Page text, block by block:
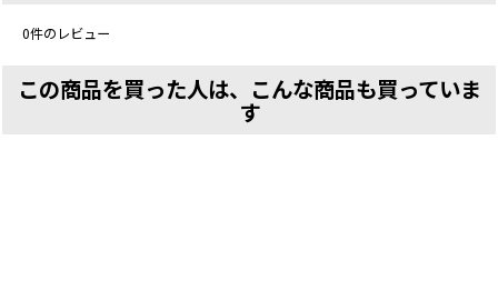
0件のレビュー
この商品を買った人は、こんな商品も買っていま
す